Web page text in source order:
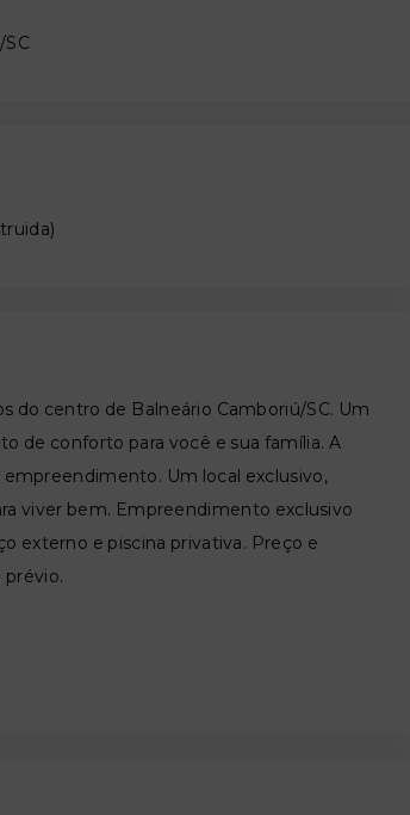
SC
)
do centro de Balneário Camboriú/SC. Um
de conforto para você e sua família. A
Um local exclusivo,
viver bem. Empreendimento exclusivo
externo e piscina privativa. Preço e
prévio.